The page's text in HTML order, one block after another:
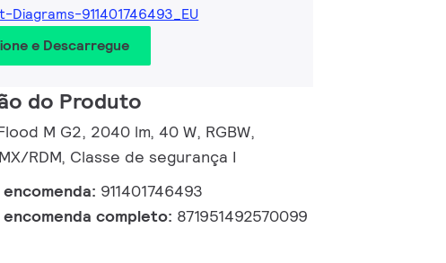
Diagrams-911401746493_EU
e Descarregue
do Produto
M G2, 2040 lm, 40 W, RGBW,
RDM, Classe de segurança I
911401746493
completo: 871951492570099